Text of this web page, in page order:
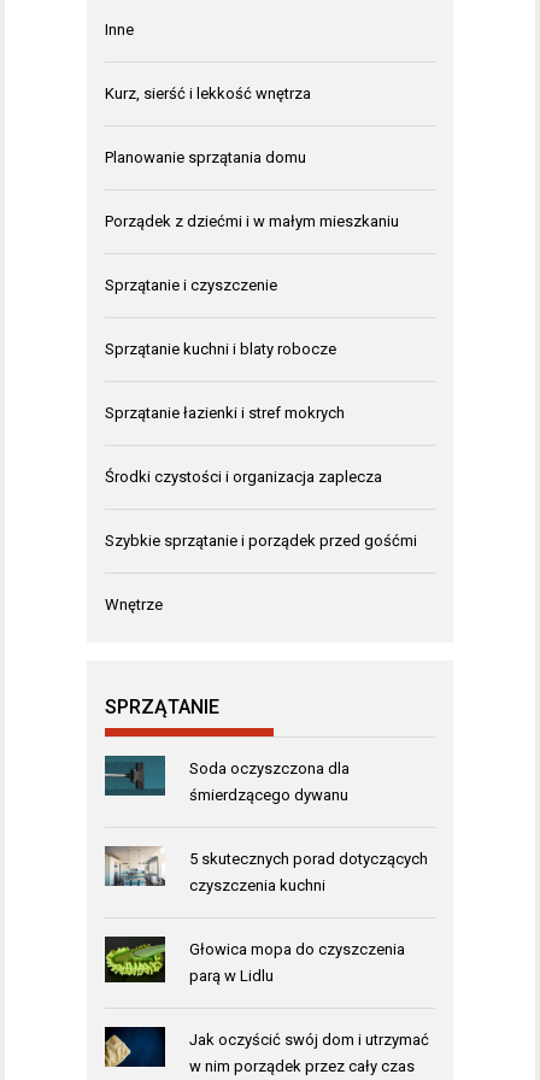
Inne
Kurz, sierść i lekkość wnętrza
Planowanie sprzątania domu
Porządek z dziećmi i w małym mieszkaniu
Sprzątanie i czyszczenie
Sprzątanie kuchni i blaty robocze
Sprzątanie łazienki i stref mokrych
Środki czystości i organizacja zaplecza
Szybkie sprzątanie i porządek przed gośćmi
Wnętrze
SPRZĄTANIE
Soda oczyszczona dla
śmierdzącego dywanu
5 skutecznych porad dotyczących
czyszczenia kuchni
Głowica mopa do czyszczenia
parą w Lidlu
Jak oczyścić swój dom i utrzymać
w nim porządek przez cały czas